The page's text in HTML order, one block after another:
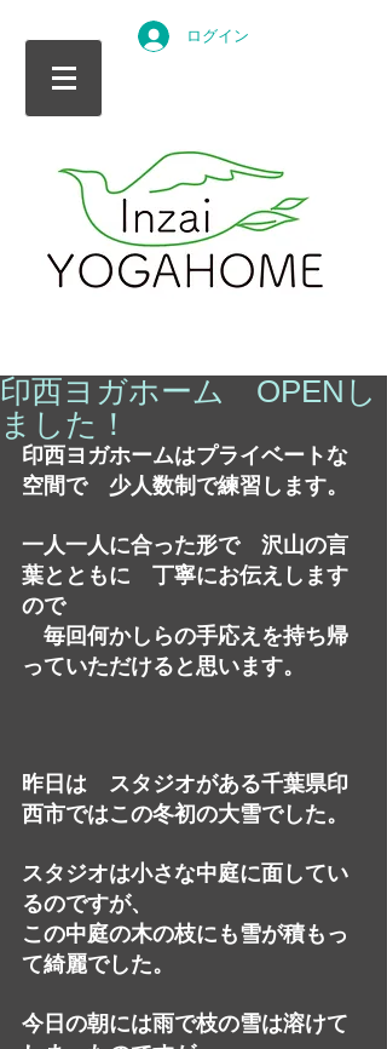
ログイン
印西ヨガホーム OPENし
ました！
印西ヨガホームはプライベートな
空間で　少人数制で練習します。
一人一人に合った形で　沢山の言
葉とともに　丁寧にお伝えします
ので
毎回何かしらの手応えを持ち帰
っていただけると思います。
昨日は　スタジオがある千葉県印
西市ではこの冬初の大雪でした。
スタジオは小さな中庭に面してい
るのですが、
この中庭の木の枝にも雪が積もっ
て綺麗でした。
今日の朝には雨で枝の雪は溶けて